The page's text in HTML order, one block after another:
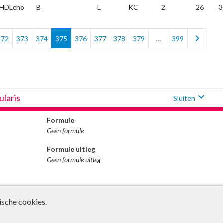
B L KC 2 26
373 374 375 376 377 378 379 … 399 chevron_right
Sluiten expand_more
Formule
Geen formule
Formule uitleg
Geen formule uitleg
cookies.